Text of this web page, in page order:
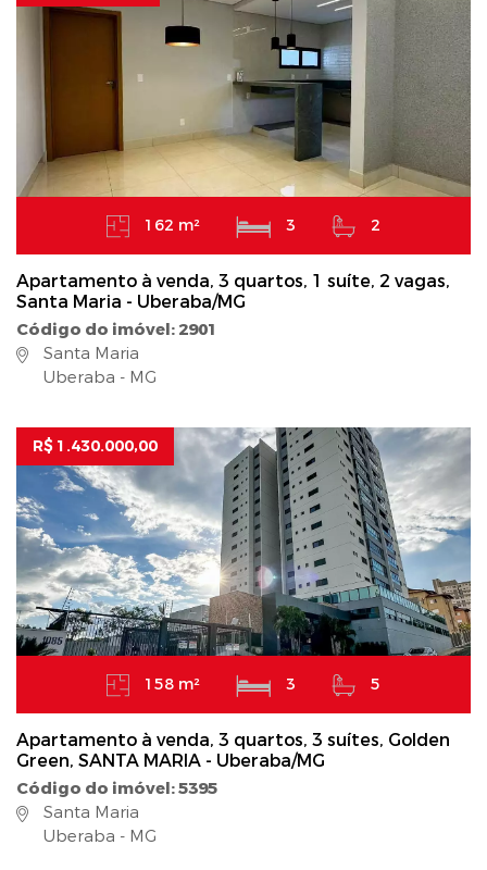
162 m² 3 2
Apartamento à venda, 3 quartos, 1 suíte, 2 vagas,
Santa Maria - Uberaba/MG
Código do imóvel: 2901
Santa Maria
Uberaba - MG
R$ 1.430.000,00
158 m² 3 5
Apartamento à venda, 3 quartos, 3 suítes, Golden
Green, SANTA MARIA - Uberaba/MG
Código do imóvel: 5395
Santa Maria
Uberaba - MG